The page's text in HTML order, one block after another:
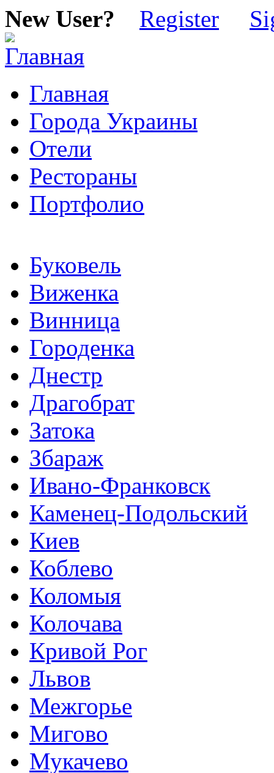
New User? Register
Главная
Города Украины
Отели
Рестораны
Портфолио
Буковель
Виженка
Винница
Городенка
Днестр
Драгобрат
Затока
Збараж
Ивано-Франковск
Каменец-Подольский
Киев
Коблево
Коломыя
Колочава
Кривой Рог
Львов
Межгорье
Мигово
Мукачево